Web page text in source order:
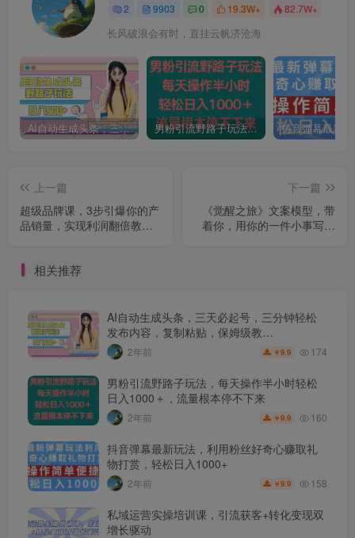
2 9903 0 19.3W+ 82.7W+
长风破浪会有时，直挂云帆济沧海
AI自动生成头条，三天必起号，三分钟轻松发布内容，复制粘贴，保姆级教… 男粉引流野路子玩法，每天操作半小时轻松日入1000＋，流量根本停不下来
上一篇
超级品牌课，3步引爆你的产
品销量，实现利润翻倍教你
下一篇
《觉醒之旅》文案模型，带
着你，用你的一件小事写出
相关推荐
AI自动生成头条，三天必起号，三分钟轻松
发布内容，复制粘贴，保姆级教…
2年前 ￥9.9 174
男粉引流野路子玩法，每天操作半小时轻松
日入1000＋，流量根本停不下来
2年前 ￥9.9 160
抖音弹幕最新玩法，利用粉丝好奇心赚取礼
物打赏，轻松日入1000+
2年前 ￥9.9 158
私域运营实操培训课，引流获客+转化变现双
增长驱动